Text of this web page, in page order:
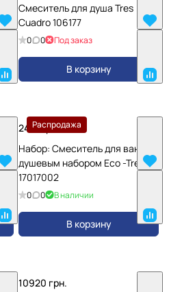
Смеситель для душа Tres
Cuadro 106177
0 0 Под заказ
В корзину
Распродажа
2431 грн.
Набор: Смеситель для ванны с
душевым набором Eco -Tres
17017002
0 0 В наличии
В корзину
10920 грн.